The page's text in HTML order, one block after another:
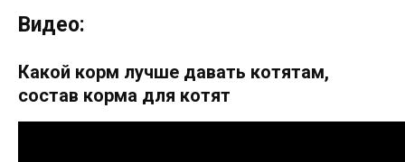
Видео:
Какой корм лучше давать котятам,
состав корма для котят